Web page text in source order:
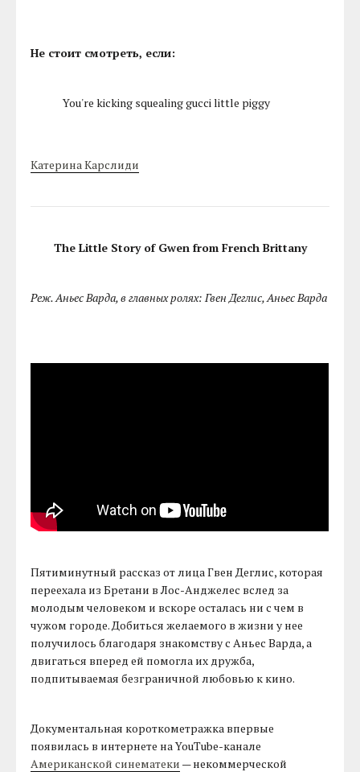
Не стоит смотреть, если:
You're kicking squealing gucci little piggy
Катерина Карслиди
The Little Story of Gwen from French Brittany
Реж. Аньес Варда, в главных ролях: Гвен Деглис, Аньес Варда
Пятиминутный рассказ от лица Гвен Деглис, которая
переехала из Бретани в Лос-Анджелес вслед за
молодым человеком и вскоре осталась ни с чем в
чужом городе. Добиться желаемого в жизни у нее
получилось благодаря знакомству с Аньес Варда, а
двигаться вперед ей помогла их дружба,
подпитываемая безграничной любовью к кино.
Документальная короткометражка впервые
появилась в интернете на YouTube-канале
Американской синематеки — некоммерческой